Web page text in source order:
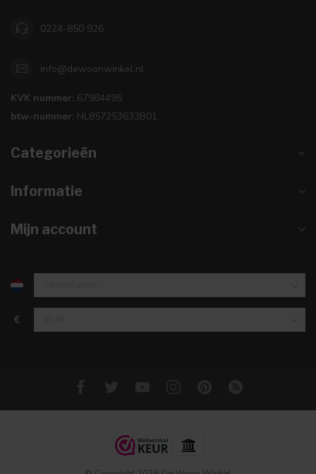
0224-850 926
info@dewoonwinkel.nl
KVK nummer: 67984495
btw-nummer: NL857253633B01
Categorieën
Informatie
Mijn account
€